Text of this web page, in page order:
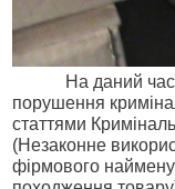
На даний
порушення
статтями
(Незаконне
фірмового